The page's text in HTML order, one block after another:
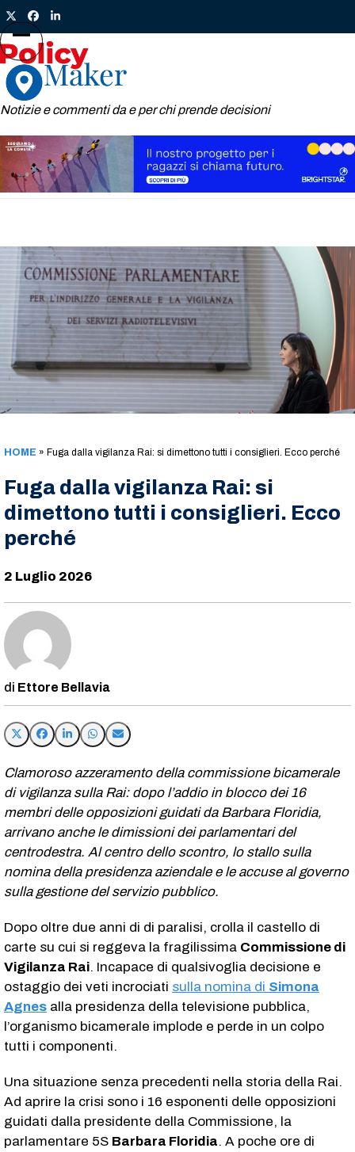
Skip
to
content
TwitterFacebook
LinkedIn
Notizie e commenti da e per chi prende decisioni
Open
mobile
menu
Close
mobile
menu
HOME » Fuga dalla vigilanza Rai: si dimettono tutti i consiglieri. Ecco perché
Fuga dalla vigilanza Rai: si
dimettono tutti i consiglieri. Ecco
perché
2 Luglio 2026
Ettore Bellavia
Clamoroso azzeramento della commissione bicamerale
di vigilanza sulla Rai: dopo l’addio in blocco dei 16
membri delle opposizioni guidati da Barbara Floridia,
arrivano anche le dimissioni dei parlamentari del
centrodestra. Al centro dello scontro, lo stallo sulla
nomina della presidenza aziendale e le accuse al governo
sulla gestione del servizio pubblico.
Dopo oltre due anni di di paralisi, crolla il castello di
carte su cui si reggeva la fragilissima Commissione di
Vigilanza Rai. Incapace di qualsivoglia decisione e
ostaggio dei veti incrociati sulla nomina di Simona
Agnes alla presidenza della televisione pubblica,
l’organismo bicamerale implode e perde in un colpo
tutti i componenti.
Una situazione senza precedenti nella storia della Rai.
Ad aprire la crisi sono i 16 esponenti delle opposizioni
guidati dalla presidente della Commissione, la
parlamentare 5S Barbara Floridia. A poche ore di